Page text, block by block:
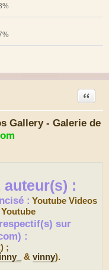
Gallery - Galerie de
Citation
:
: Youtube Videos
sur
:
) ;
& vinny).